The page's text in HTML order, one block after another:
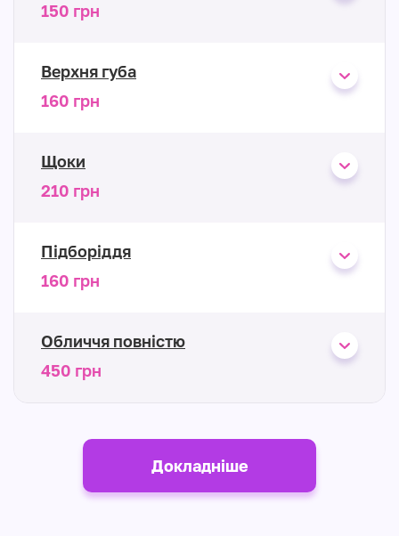
150 грн
Верхня губа
160 грн
Щоки
210 грн
Підборіддя
160 грн
Обличчя повністю
450 грн
Докладніше